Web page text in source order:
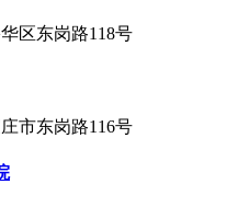
区东岗路118号
市东岗路116号